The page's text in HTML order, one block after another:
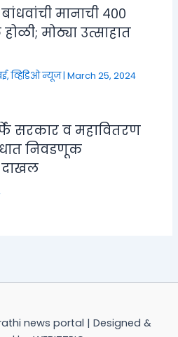
मानाची ४००
मोठ्या उत्साहात
,व्हिडिओ न्यूज|March 25, 2024
सरकार व महावितरण
निवडणूक
दाखल
news portal | Designed &